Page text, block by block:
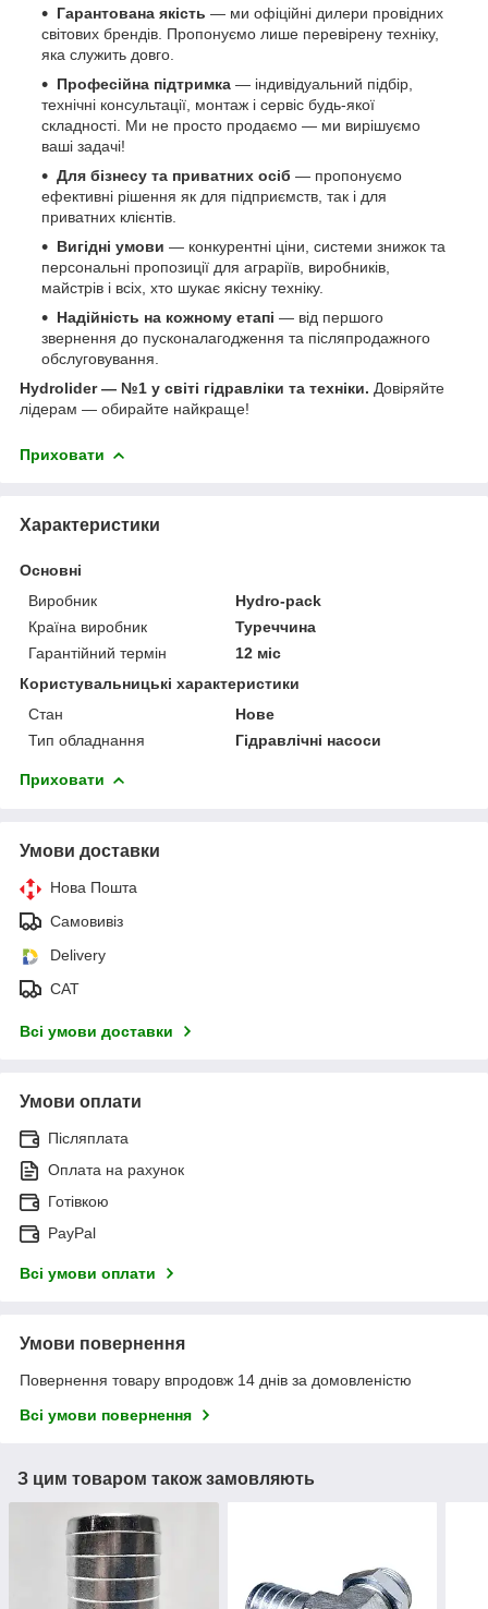
Гарантована якість — ми офіційні дилери провідних
світових брендів. Пропонуємо лише перевірену техніку,
яка служить довго.
Професійна підтримка — індивідуальний підбір,
технічні консультації, монтаж і сервіс будь-якої
складності. Ми не просто продаємо — ми вирішуємо
ваші задачі!
Для бізнесу та приватних осіб — пропонуємо
ефективні рішення як для підприємств, так і для
приватних клієнтів.
Вигідні умови — конкурентні ціни, системи знижок та
персональні пропозиції для аграріїв, виробників,
майстрів і всіх, хто шукає якісну техніку.
Надійність на кожному етапі — від першого
звернення до пусконалагодження та післяпродажного
обслуговування.
Hydrolider — №1 у світі гідравліки та техніки. Довіряйте
лідерам — обирайте найкраще!
Приховати
Характеристики
Основні
Виробник
Hydro-pack
Країна виробник
Туреччина
Гарантійний термін
12 міс
Користувальницькі характеристики
Стан
Нове
Тип обладнання
Гідравлічні насоси
Приховати
Умови доставки
Нова Пошта
Самовивіз
Delivery
САТ
Всі умови доставки
Умови оплати
Післяплата
Оплата на рахунок
Готівкою
PayPal
Всі умови оплати
Умови повернення
Повернення товару впродовж 14 днів за домовленістю
Всі умови повернення
З цим товаром також замовляють